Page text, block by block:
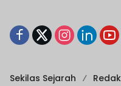
Sekilas Sejarah